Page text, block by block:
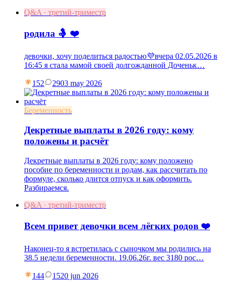
Q&A · третий-триместр
родила 🤱 ❤️
девочки, хочу поделиться радостью💜вчера 02.05.2026 в
16:45 я стала мамой своей долгожданной Доченьк…
152 2903 may 2026
Беременность
Декретные выплаты в 2026 году: кому
положены и расчёт
Декретные выплаты в 2026 году: кому положено
пособие по беременности и родам, как рассчитать по
формуле, сколько длится отпуск и как оформить.
Разбираемся.
Q&A · третий-триместр
Всем привет девочки всем лёгких родов ❤️
Наконец-то я встретилась с сыночком мы родились на
38.5 недели беременности. 19.06.26г. вес 3180 рос…
144 1520 jun 2026